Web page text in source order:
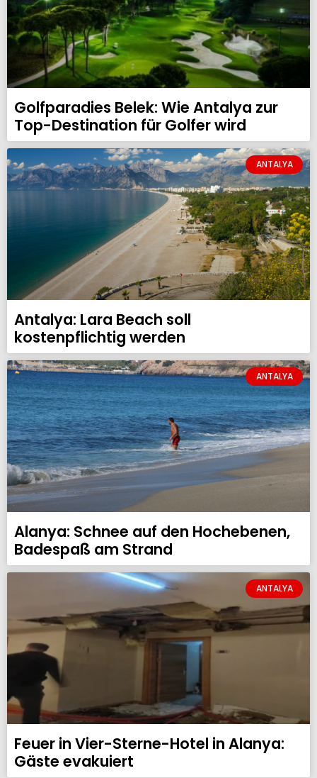
Golfparadies Belek: Wie Antalya zur
Top-Destination für Golfer wird
ANTALYA
Antalya: Lara Beach soll
kostenpflichtig werden
ANTALYA
Alanya: Schnee auf den Hochebenen,
Badespaß am Strand
ANTALYA
Feuer in Vier-Sterne-Hotel in Alanya:
Gäste evakuiert